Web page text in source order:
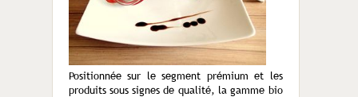
Positionnée sur le segment prémium et les
produits sous signes de qualité, la gamme bio